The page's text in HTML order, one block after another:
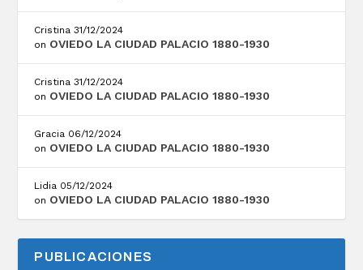
Cristina 31/12/2024
on OVIEDO LA CIUDAD PALACIO 1880-1930
Cristina 31/12/2024
on OVIEDO LA CIUDAD PALACIO 1880-1930
Gracia 06/12/2024
on OVIEDO LA CIUDAD PALACIO 1880-1930
Lidia 05/12/2024
on OVIEDO LA CIUDAD PALACIO 1880-1930
PUBLICACIONES